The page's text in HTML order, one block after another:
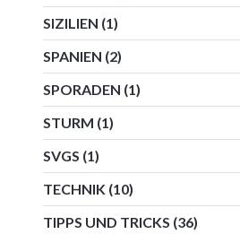
SIZILIEN (1)
SPANIEN (2)
SPORADEN (1)
STURM (1)
SVGS (1)
TECHNIK (10)
TIPPS UND TRICKS (36)